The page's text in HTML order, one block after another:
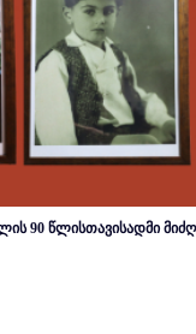
90 წლისთავისადმი